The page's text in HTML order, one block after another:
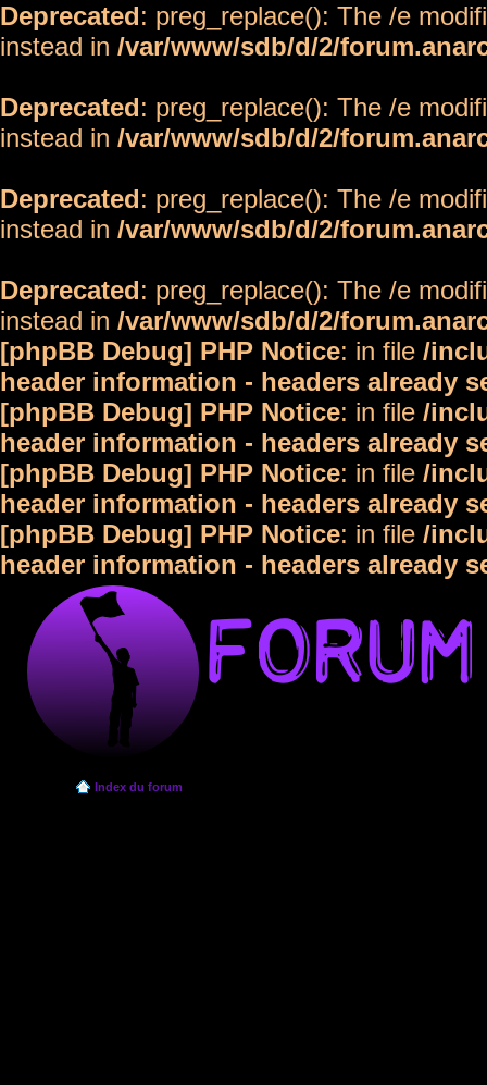
Deprecated: preg_replace(): The /e
instead in /var/www/sdb/d/2/
Deprecated: preg_replace(): The /e
instead in /var/www/sdb/d/2/
Deprecated: preg_replace(): The /e
instead in /var/www/sdb/d/2/
Deprecated: preg_replace(): The /e
instead in /var/www/sdb/d/2/
[phpBB Debug] PHP Notice: in file /
header information - headers already
[phpBB Debug] PHP Notice: in file /
header information - headers already
[phpBB Debug] PHP Notice: in file /
header information - headers already
[phpBB Debug] PHP Notice: in file /
header information - headers already
Index du forum